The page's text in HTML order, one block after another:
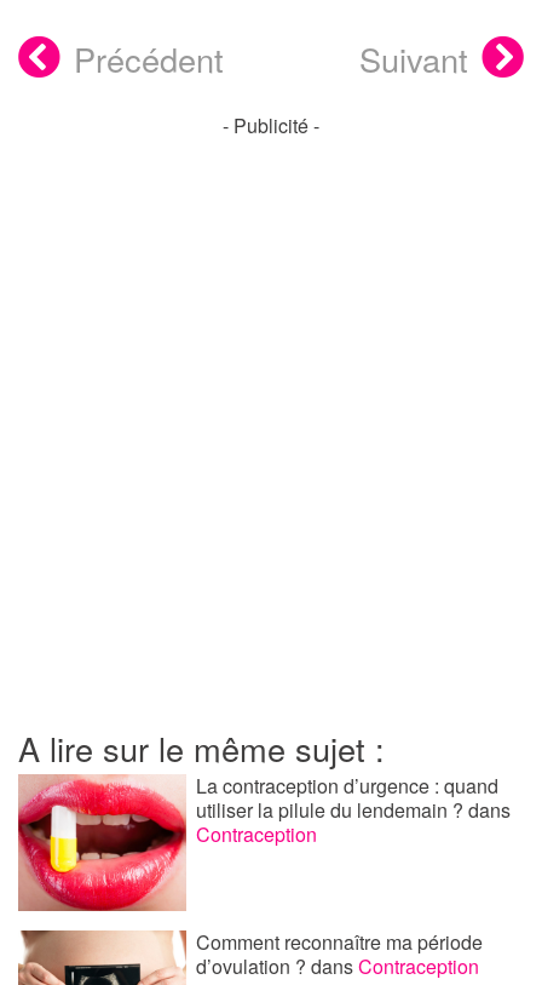
Précédent Suivant
- Publicité -
A lire sur le même sujet :
La contraception d’urgence : quand
utiliser la pilule du lendemain ?dans
Contraception
Comment reconnaître ma période
d’ovulation ?dansContraception